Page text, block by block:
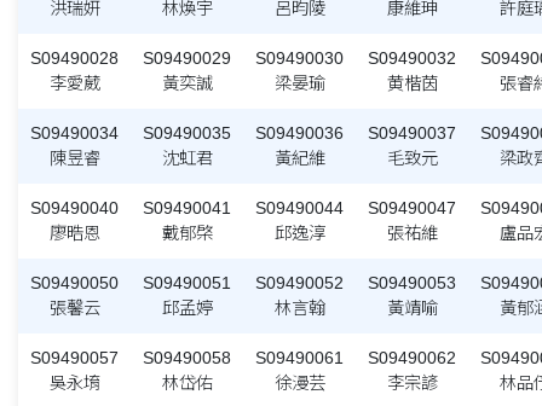
洪瑞妍
林煥宇
呂昀陵
康維珅
許庭
S09490028
李愛葳
S09490029
黃奕誠
S09490030
梁晏瑜
S09490032
黄楷茵
張睿
S09490034
陳昱睿
S09490035
沈虹君
S09490036
黃紀維
S09490037
毛致元
梁政
S09490040
廖晧恩
S09490041
戴郁棨
S09490044
邱逸淳
S09490047
張祐維
盧品
S09490050
張馨云
S09490051
邱孟婷
S09490052
林言翰
S09490053
黃靖喻
黃郁
S09490057
吳永堉
S09490058
林岱佑
S09490061
徐漫芸
S09490062
李宗諺
林品